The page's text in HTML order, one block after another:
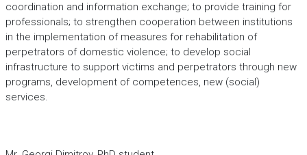
coordination and information exchange; to provide training for
professionals; to strengthen cooperation between institutions
in the implementation of measures for rehabilitation of
perpetrators of domestic violence; to develop social
infrastructure to support victims and perpetrators through new
programs, development of competences, new (social)
services.